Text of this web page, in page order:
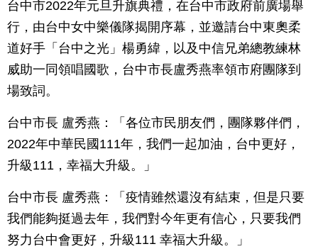
台中市2022年元旦升旗典禮，在台中市政府前廣場舉
行，由台中女中樂儀隊揭開序幕，並邀請台中東奧柔
道好手「台中之光」楊勇緯，以及中信兄弟總教練林
威助一同領唱國歌，台中市長盧秀燕率領市府團隊到
場致詞。
台中市長 盧秀燕：「各位市民朋友們，團隊夥伴們，
2022年中華民國111年，我們一起加油，台中更好，
升級111，幸福大升級。」
台中市長 盧秀燕：「疫情雖然還沒有結束，但是只要
我們能夠挺過去年，我們對今年更有信心，只要我們
努力台中會更好，升級111 幸福大升級。」